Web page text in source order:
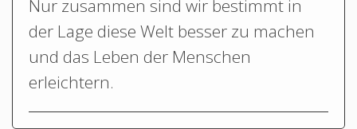
Nur zusammen sind wir bestimmt in
der Lage diese Welt besser zu machen
und das Leben der Menschen
erleichtern.